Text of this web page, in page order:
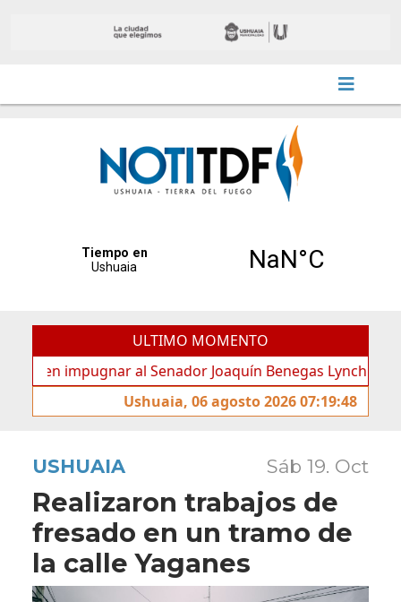
ULTIMO MOMENTO
impugnar al Senador Joaquín Benegas Lynch por
Ushuaia, 06 agosto 2026 07:19:48
USHUAIA Sáb 19. Oct
Realizaron trabajos de
fresado en un tramo de
la calle Yaganes